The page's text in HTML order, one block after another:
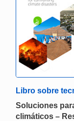
Libro sobre
Soluciones
climáticos –